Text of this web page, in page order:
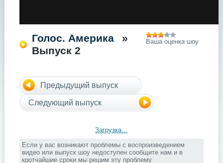
Голос. Америка
»
Выпуск 2
Ваша оценка шоу
Предыдущий выпуск
Следующий выпуск
Загрузка...
Если у вас возникают проблемы с воспроизведением
видео или выпуск шоу недоступен сообщите нам и в
кротчайшие сроки мы решим эту проблему